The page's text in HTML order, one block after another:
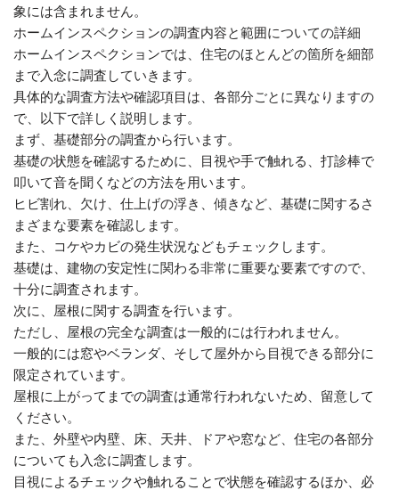
象には含まれません。
ホームインスペクションの調査内容と範囲についての詳細
ホームインスペクションでは、住宅のほとんどの箇所を細部
まで入念に調査していきます。
具体的な調査方法や確認項目は、各部分ごとに異なりますの
で、以下で詳しく説明します。
まず、基礎部分の調査から行います。
基礎の状態を確認するために、目視や手で触れる、打診棒で
叩いて音を聞くなどの方法を用います。
ヒビ割れ、欠け、仕上げの浮き、傾きなど、基礎に関するさ
まざまな要素を確認します。
また、コケやカビの発生状況などもチェックします。
基礎は、建物の安定性に関わる非常に重要な要素ですので、
十分に調査されます。
次に、屋根に関する調査を行います。
ただし、屋根の完全な調査は一般的には行われません。
一般的には窓やベランダ、そして屋外から目視できる部分に
限定されています。
屋根に上がってまでの調査は通常行われないため、留意して
ください。
また、外壁や内壁、床、天井、ドアや窓など、住宅の各部分
についても入念に調査します。
目視によるチェックや触れることで状態を確認するほか、必